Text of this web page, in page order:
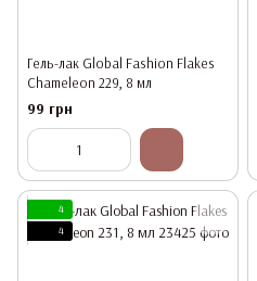
Гель-лак Global Fashion Flakes
Chameleon 229, 8 мл
99 грн
4
4